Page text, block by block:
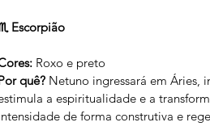
Escorpião
Roxo e preto
quê? Netuno ingressará em Áries,
a espiritualidade e a
de forma construtiva e